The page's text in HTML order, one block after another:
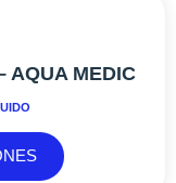
AQUA MEDIC
múltiples
se